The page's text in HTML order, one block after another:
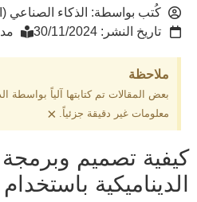
كُتب بواسطة: الذكاء الصناعي (AI)
تاريخ النشر: 30/11/2024 مدة
ملاحظة
بعض المقالات تم كتابتها آلياً بواسطة
معلومات غير دقيقة جزئياً. ×
كيفية تصميم
الديناميكية باستخدام ASP.NET Core